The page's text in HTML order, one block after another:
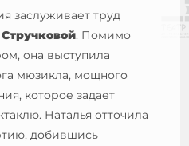
заслуживает труд
. Помимо
она выступила
мюзикла, мощного
которое задает
Наталья отточила
добившись